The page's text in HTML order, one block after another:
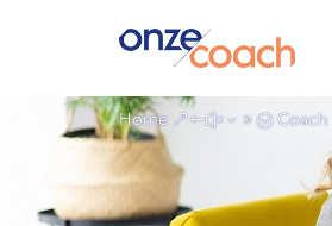
Home &#x39; Coach